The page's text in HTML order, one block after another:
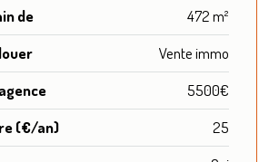
de
472 m²
Vente immo
5500€
(€/an)
25